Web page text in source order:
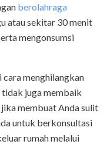
berolahraga
atau sekitar 30 menit
mengonsumsi
cara menghilangkan
juga membaik
membuat Anda sulit
untuk berkonsultasi
rumah melalui